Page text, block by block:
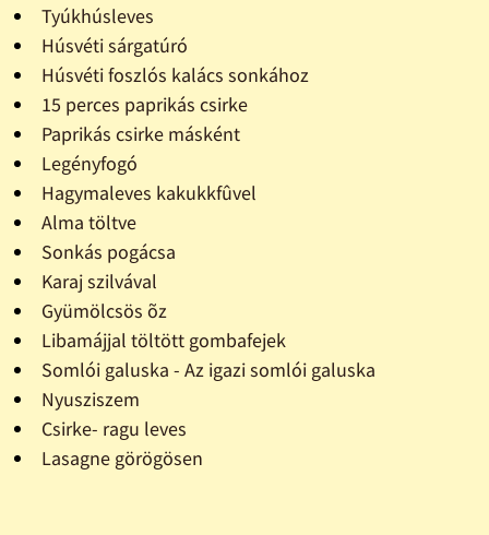
Tyúkhúsleves
Húsvéti sárgatúró
Húsvéti foszlós kalács sonkához
15 perces paprikás csirke
Paprikás csirke másként
Legényfogó
Hagymaleves kakukkfûvel
Alma töltve
Sonkás pogácsa
Karaj szilvával
Gyümölcsös õz
Libamájjal töltött gombafejek
Somlói galuska - Az igazi somlói galuska
Nyusziszem
Csirke- ragu leves
Lasagne görögösen